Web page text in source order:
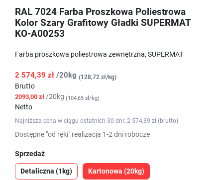
RAL 7024 Farba Proszkowa Poliestrowa
Kolor Szary Grafitowy Gładki SUPERMAT
KO-A00253
Farba proszkowa poliestrowa zewnętrzna, SUPERMAT
2 574,39 zł /20kg (128,72 zł/kg)
Brutto
2093,00 zł /20kg (104,65 zł/kg)
Netto
Najniższa cena w ciągu ostatnich 30 dni: 2 574,39 zł (brutto)
Dostępne "od ręki" realizacja 1-2 dni robocze
Sprzedaż
Detaliczna (1kg) Kartonowa (20kg)